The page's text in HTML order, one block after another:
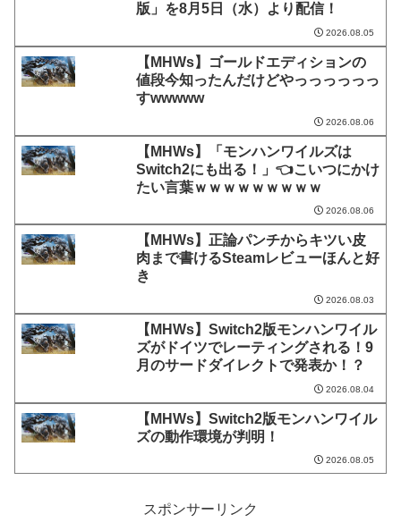
版」を8月5日（水）より配信！
2026.08.05
【MHWs】ゴールドエディションの
値段今知ったんだけどやっっっっっっ
すwwwww
2026.08.06
【MHWs】「モンハンワイルズは
Switch2にも出る！」👈こいつにかけ
たい言葉ｗｗｗｗｗｗｗｗｗ
2026.08.06
【MHWs】正論パンチからキツい皮
肉まで書けるSteamレビューほんと好
き
2026.08.03
【MHWs】Switch2版モンハンワイル
ズがドイツでレーティングされる！9
月のサードダイレクトで発表か！？
2026.08.04
【MHWs】Switch2版モンハンワイル
ズの動作環境が判明！
2026.08.05
スポンサーリンク